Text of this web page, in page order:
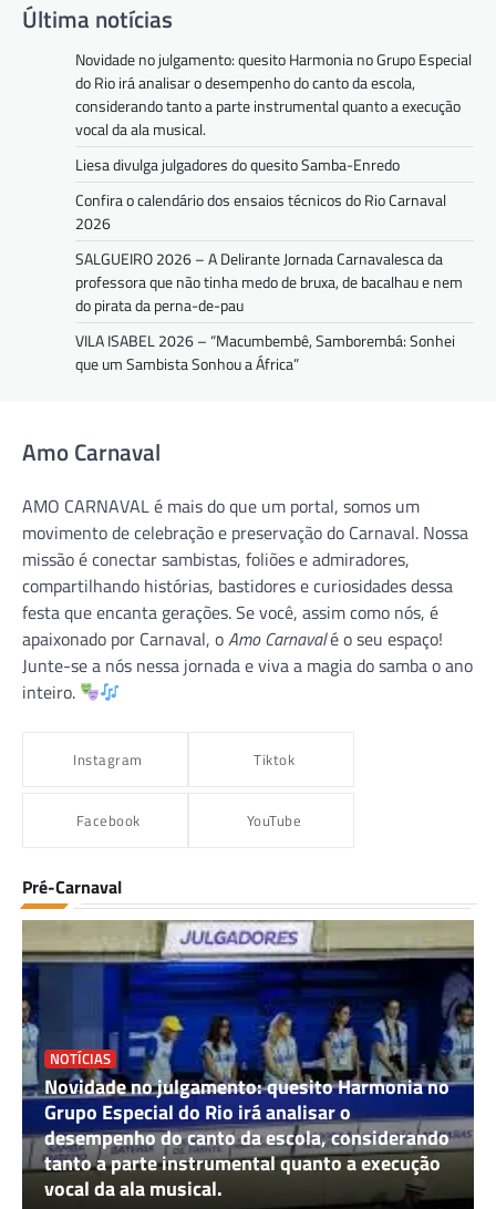
Última notícias
Novidade no julgamento: quesito Harmonia no Grupo Especial
do Rio irá analisar o desempenho do canto da escola,
considerando tanto a parte instrumental quanto a execução
vocal da ala musical.
Liesa divulga julgadores do quesito Samba-Enredo
Confira o calendário dos ensaios técnicos do Rio Carnaval
2026
SALGUEIRO 2026 – A Delirante Jornada Carnavalesca da
professora que não tinha medo de bruxa, de bacalhau e nem
do pirata da perna-de-pau
VILA ISABEL 2026 – “Macumbembê, Samborembá: Sonhei
que um Sambista Sonhou a África”
Amo Carnaval
AMO CARNAVAL é mais do que um portal, somos um
movimento de celebração e preservação do Carnaval. Nossa
missão é conectar sambistas, foliões e admiradores,
compartilhando histórias, bastidores e curiosidades dessa
festa que encanta gerações. Se você, assim como nós, é
apaixonado por Carnaval, oAmo Carnavalé o seu espaço!
Junte-se a nós nessa jornada e viva a magia do samba o ano
inteiro.
Instagram Tiktok
Facebook YouTube
Pré-Carnaval
NOTÍCIAS
Novidade no julgamento: quesito Harmonia no
Grupo Especial do Rio irá analisar o
desempenho do canto da escola, considerando
tanto a parte instrumental quanto a execução
vocal da ala musical.